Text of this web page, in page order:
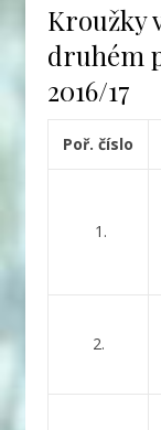
Kroužky
druhém
2016/17
Poř. číslo
1.
2.